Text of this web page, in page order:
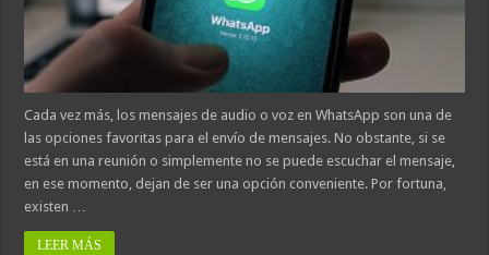
Cada vez más, los mensajes de audio o voz en WhatsApp son una de
las opciones favoritas para el envío de mensajes. No obstante, si se
está en una reunión o simplemente no se puede escuchar el mensaje,
en ese momento, dejan de ser una opción conveniente. Por fortuna,
existen …
LEER MÁS